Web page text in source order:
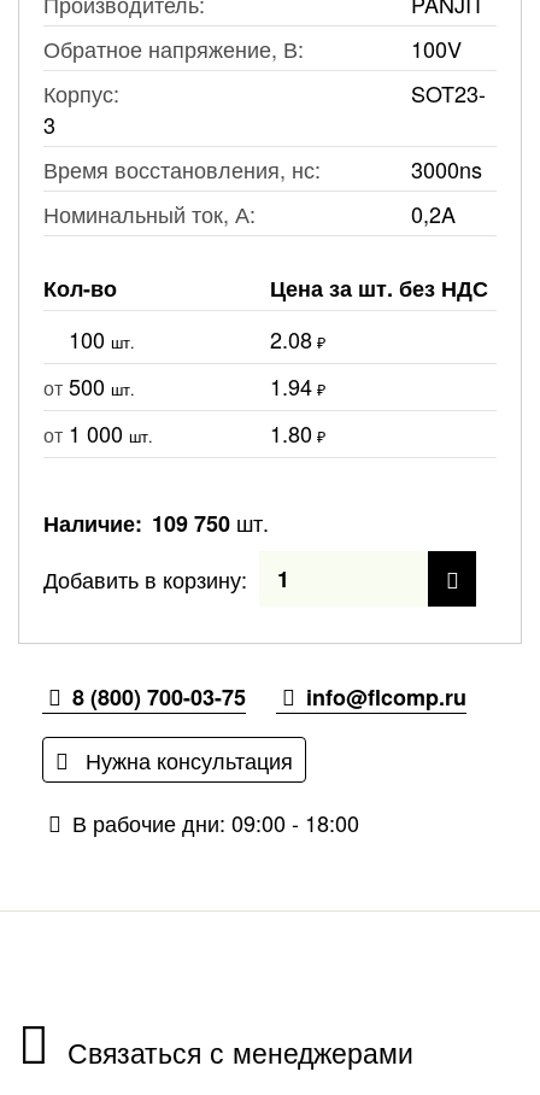
Обратное напряжение, В:
100V
Корпус:
SOT23-
3
Время восстановления, нс:
3000ns
Номинальный ток, А:
0,2A
Кол-во
Цена за шт. без НДС
100 шт. 2.08 ₽
от 500 шт. 1.94 ₽
от 1 000 шт. 1.80 ₽
Наличие: 109 750 шт.
Добавить в корзину:
8 (800) 700-03-75
info@flcomp.ru
Нужна консультация
В рабочие дни: 09:00 - 18:00
Связаться с менеджерами